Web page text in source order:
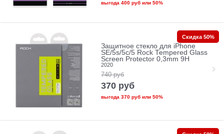
выгода 400 рубили 50%
Защитное стекло для iPhone
SE/5s/5с/5 Rock Tempered Glass
Screen Protector 0,3mm 9H
2020
740 руб
370 руб
выгода 370 рубили 50%
Скидка 50%